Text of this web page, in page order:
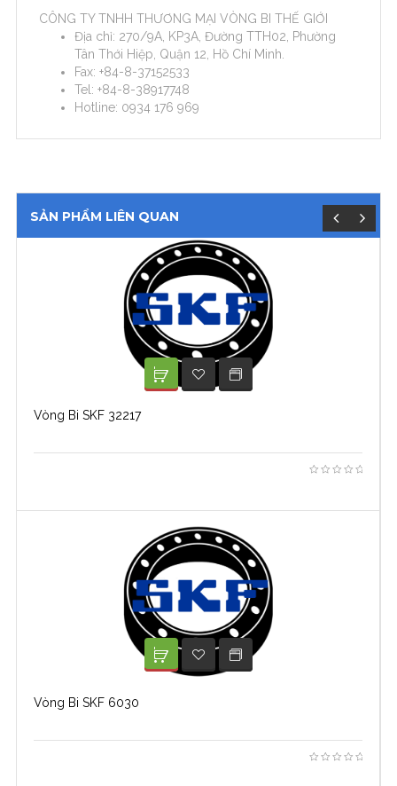
CÔNG TY TNHH THƯƠNG MẠI VÒNG BI THẾ GIỚI
Địa chỉ: 270/9A, KP3A, Đường TTH02, Phường
Tân Thới Hiệp, Quận 12, Hồ Chí Minh.
Fax: +84-8-37152533
Tel: +84-8-38917748
Hotline: 0934 176 969
SẢN PHẨM LIÊN QUAN
XEM TIẾPADD TO WISHLIST
Vòng Bi SKF 32217
XEM TIẾPADD TO WISHLIST
Vòng Bi SKF 6030